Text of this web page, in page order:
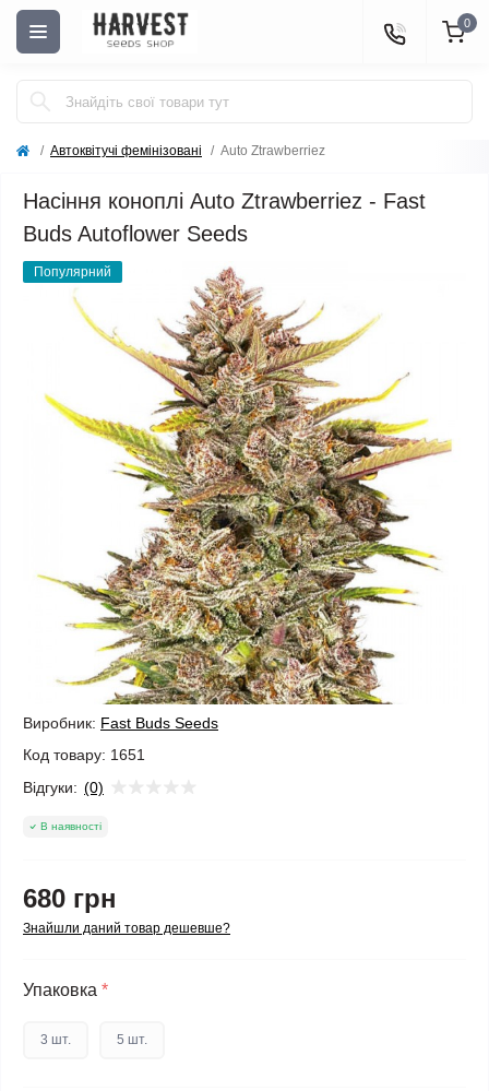
0
Автоквітучі фемінізовані Auto Ztrawberriez
Насіння коноплі Auto Ztrawberriez - Fast
Buds Autoflower Seeds
Популярний
Виробник: Fast Buds Seeds
Код товару: 1651
Відгуки: (0)
В наявності
680 грн
Знайшли даний товар дешевше?
Упаковка *
3 шт. 5 шт.